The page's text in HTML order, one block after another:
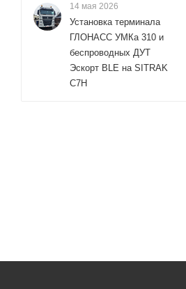
14 мая 2026
Установка терминала
ГЛОНАСС УМКа 310 и
беспроводных ДУТ
Эскорт BLE на SITRAK
C7H